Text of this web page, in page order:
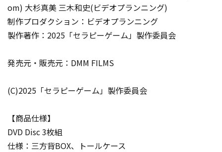
om) 大杉真美 三木和史(ビデオプランニング)
制作プロダクション：ビデオプランニング
製作著作：2025「セラピーゲーム」製作委員会
発売元・販売元：DMM FILMS
(C)2025「セラピーゲーム」製作委員会
【商品仕様】
DVD Disc 3枚組
仕様：三方背BOX、トールケース